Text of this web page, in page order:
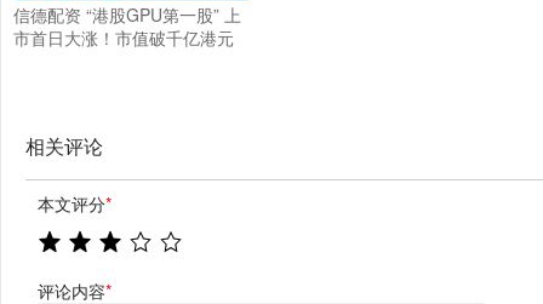
信德配资 “港股GPU第一股” 上
市首日大涨！市值破千亿港元
相关评论
本文评分*
评论内容*